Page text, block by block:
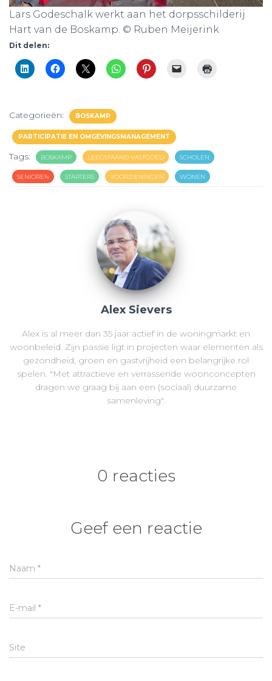
Lars Godeschalk werkt aan het dorpsschilderij
Hart van de Boskamp. © Ruben Meijerink
Dit delen:
Categorieën: BOSKAMP
PARTICIPATIE EN OMGEVINGSMANAGEMENT
Tags: BOSKAMP LEEGSTAAND VASTGOED SCHOLEN
SENIOREN STARTERS VOORZIENINGEN WONEN
Alex Sievers
Alex is al meer dan 35 jaar actief in de woningmarkt en
woonbeleid. Zijn passie ligt in projecten waar elementen als
gezondheid, groen en gastvrijheid een belangrijke rol
spelen. "Met attractieve en verrassende woonconcepten
dragen we graag bij aan een (sociaal) duurzame
samenleving".
0 reacties
Geef een reactie
Naam *
E-mail *
Site